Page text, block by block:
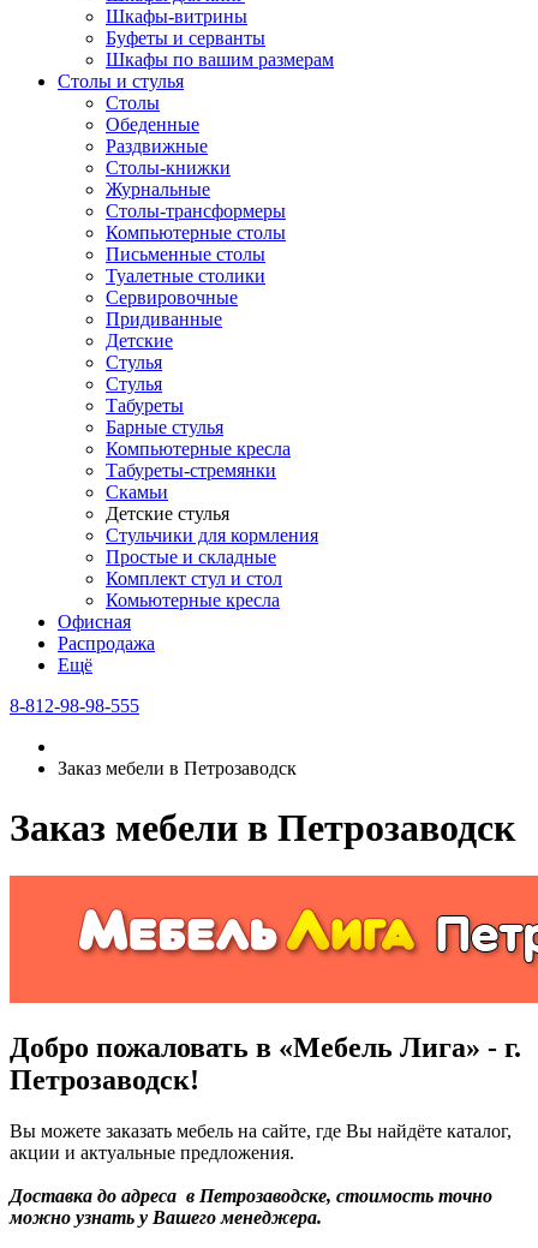
Шкафы-витрины
Буфеты и серванты
Шкафы по вашим размерам
Столы и стулья
Столы
Обеденные
Раздвижные
Столы-книжки
Журнальные
Столы-трансформеры
Компьютерные столы
Письменные столы
Туалетные столики
Сервировочные
Придиванные
Детские
Стулья
Стулья
Табуреты
Барные стулья
Компьютерные кресла
Табуреты-стремянки
Скамьи
Детские стулья
Стульчики для кормления
Простые и складные
Комплект стул и стол
Комьютерные кресла
Офисная
Распродажа
Eщё
8-812-98-98-555
Заказ мебели в Петрозаводск
Заказ мебели в Петрозаводск
Добро пожаловать в «Мебель Лига» - г.
Петрозаводск!
Вы можете заказать мебель на сайте, где Вы найдёте каталог,
акции и актуальные предложения.
Доставка до адреса в Петрозаводске, стоимость точно
можно узнать у Вашего менеджера.